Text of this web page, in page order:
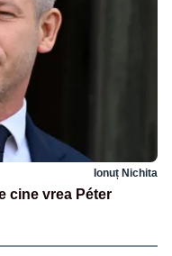
Ionuț Nichita
cine vrea Péter